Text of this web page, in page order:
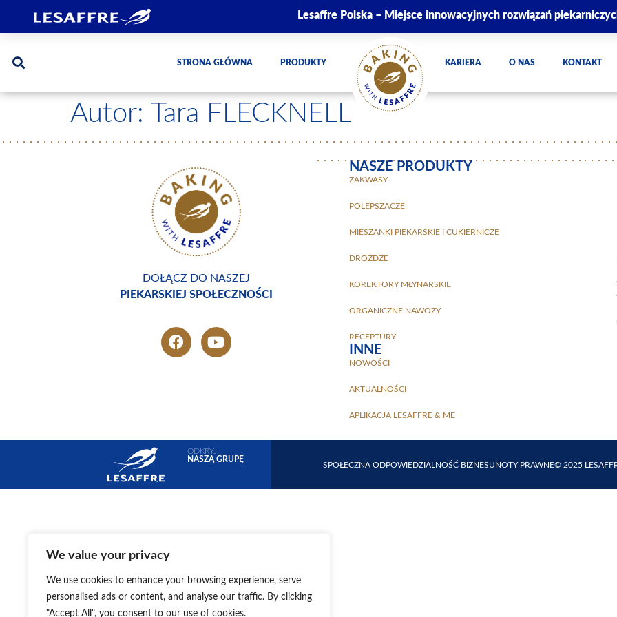
We value your privacy
We use cookies to enhance your browsing experience, serve
personalised ads or content, and analyse our traffic. By clicking
"Accept All", you consent to our use of cookies.
Lesaffre Polska – Miejsce innowacyjnych rozwiązań
STRONA GŁÓWNA PRODUKTY KARIERA O NAS KONTAKT
Autor: Tara FLECKNELL
DOŁĄCZ DO NASZEJ
PIEKARSKIEJ SPOŁECZNOŚCI
NASZE PRODUKTY
ZAKWASY
POLEPSZACZE
MIESZANKI PIEKARSKIE I CUKIERNICZE
DROŻDŻE
KOREKTORY MŁYNARSKIE
ORGANICZNE NAWOZY
RECEPTURY
INNE
NOWOŚCI
AKTUALNOŚCI
APLIKACJA LESAFFRE & ME
ODKRYJ
NASZĄ GRUPĘ
SPOŁECZNA ODPOWIEDZIALNOŚĆ BIZNESUNOTY PRAWNE© 2025